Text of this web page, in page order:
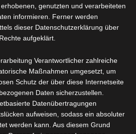
Über uns
genutzten und verarbeiteten
informieren. Ferner werden
dieser Datenschutzerklärung über
aufgeklärt.
Verantwortlicher zahlreiche
Maßnahmen umgesetzt, um
Schutz der über diese Internetseite
Daten sicherzustellen.
Datenübertragungen
aufweisen, sodass ein absoluter
werden kann. Aus diesem Grund